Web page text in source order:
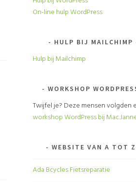
On-line hulp WordPress
HULP BIJ MAILCHIMP
Hulp bij Mailchimp
WORKSHOP
Twijfel je? Deze mensen volgden
workshop WordPress bij
WEBSITE VAN A TOT Z
Ada Bcycles Fietsreparatie